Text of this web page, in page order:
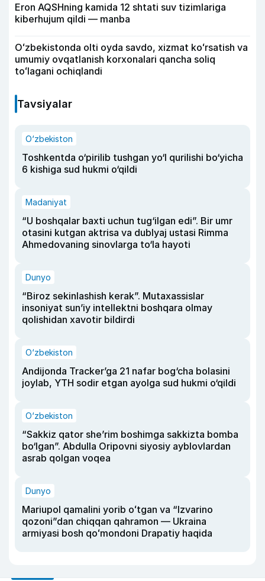
Eron AQSHning kamida 12 shtati suv tizimlariga
kiberhujum qildi — manba
Oʻzbekistonda olti oyda savdo, xizmat koʻrsatish va
umumiy ovqatlanish korxonalari qancha soliq
toʻlagani ochiqlandi
Tavsiyalar
O‘zbekiston
Toshkentda o‘pirilib tushgan yo‘l qurilishi bo‘yicha
6 kishiga sud hukmi o‘qildi
Madaniyat
“U boshqalar baxti uchun tug‘ilgan edi”. Bir umr
otasini kutgan aktrisa va dublyaj ustasi Rimma
Ahmedovaning sinovlarga to‘la hayoti
Dunyo
“Biroz sekinlashish kerak”. Mutaxassislar
insoniyat sun’iy intellektni boshqara olmay
qolishidan xavotir bildirdi
O‘zbekiston
Andijonda Tracker’ga 21 nafar bog‘cha bolasini
joylab, YTH sodir etgan ayolga sud hukmi o‘qildi
O‘zbekiston
“Sakkiz qator she’rim boshimga sakkizta bomba
bo‘lgan”. Abdulla Oripovni siyosiy ayblovlardan
asrab qolgan voqea
Dunyo
Mariupol qamalini yorib oʻtgan va “Izvarino
qozoni”dan chiqqan qahramon — Ukraina
armiyasi bosh qoʻmondoni Drapatiy haqida